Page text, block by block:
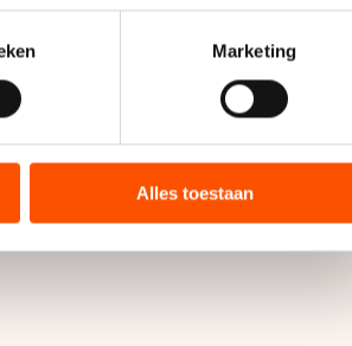
(fingerprinting)
in het
detailgedeeltein. U kunt uw
voor social media, advertenties en
of die zij hebben verzameld via
de EU, zoals de VS, waar mogelijk geen
stemt u in met deze overdracht.
Marketing
Alles toestaan